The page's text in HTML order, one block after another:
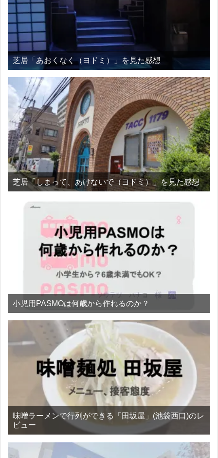
芝居「あおくなく（ヨドミ）」を見た感想
芝居「しまって、あけないで（ヨドミ）」を見た感想
小児用PASMOは何歳から作れるのか？
味噌ラーメンで行列ができる「田坂屋」(池袋西口)のレ
ビュー